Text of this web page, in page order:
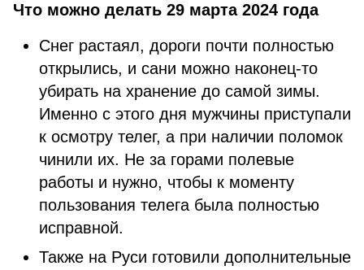
Что можно делать 29 марта 2024 года
Снег растаял, дороги почти полностью
открылись, и сани можно наконец-то
убирать на хранение до самой зимы.
Именно с этого дня мужчины приступали
к осмотру телег, а при наличии поломок
чинили их. Не за горами полевые
работы и нужно, чтобы к моменту
пользования телега была полностью
исправной.
Также на Руси готовили дополнительные